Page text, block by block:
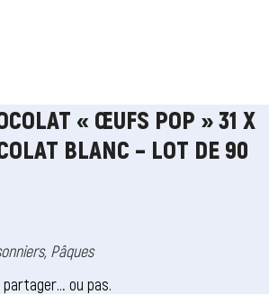
« ŒUFS POP » 31 X
BLANC – LOT DE 90
, Pâques
ou pas.